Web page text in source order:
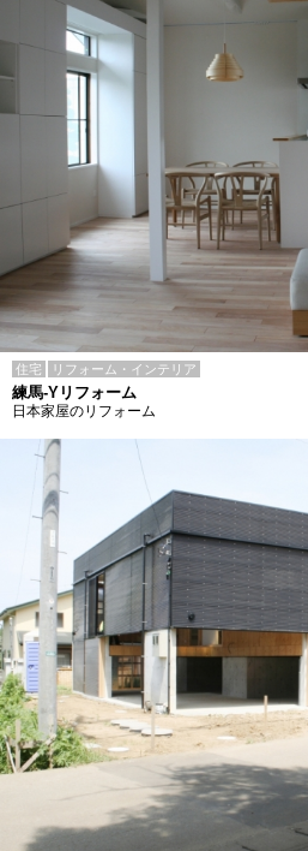
住宅 リフォーム・インテリア
練馬-Yリフォーム
日本家屋のリフォーム